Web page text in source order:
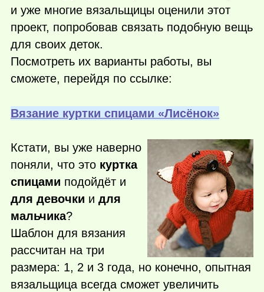
и уже многие вязальщицы оценили этот
проект, попробовав связать подобную вещь
для своих деток.
Посмотреть их варианты работы, вы
сможете, перейдя по ссылке:
Вязание куртки спицами «Лисёнок»
Кстати, вы уже наверно
поняли, что это куртка
спицами подойдёт и
для девочки и для
мальчика?
Шаблон для вязания
рассчитан на три
размера: 1, 2 и 3 года, но конечно, опытная
вязальщица всегда сможет увеличить